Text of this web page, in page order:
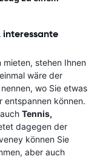
mieten, stehen Ihnen
wäre der
wo Sie etwas
entspannen können.
Tennis,
dagegen der
können Sie
aber auch